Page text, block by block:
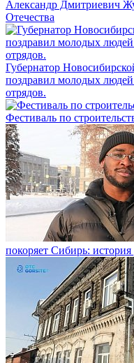
Александр Дмитриевич
Отечества
Губернатор
поздравил молодых
отрядов.
Фестиваль по
покоряет Сибирь: